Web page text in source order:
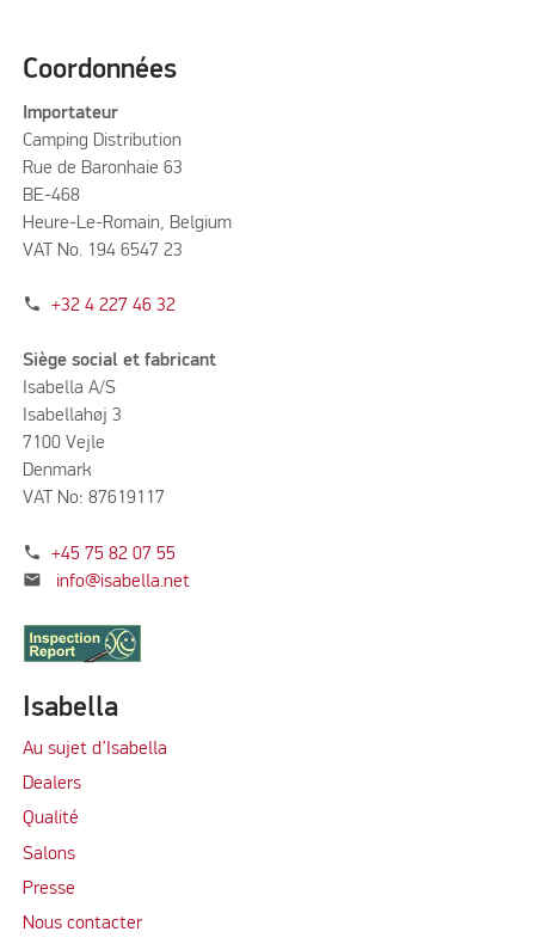
Coordonnées
Importateur
Camping Distribution
Rue de Baronhaie 63
BE-468
Heure-Le-Romain, Belgium
VAT No. 194 6547 23
phone +32 4 227 46 32
Siège social et fabricant
Isabella A/S
Isabellahøj 3
7100 Vejle
Denmark
VAT No: 87619117
phone +45 75 82 07 55
mail info@isabella.net
Isabella
Au sujet d’Isabella
Dealers
Qualité
Salons
Presse
Nous contacter